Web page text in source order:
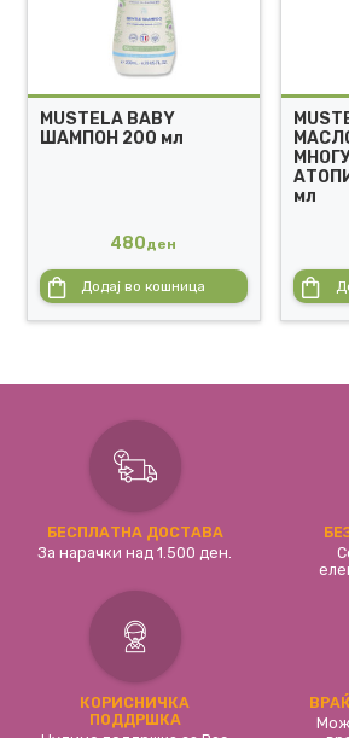
MUSTELA BABY
ШАМПОН 200 мл
480ден
Додај во кошница
мл
БЕСПЛАТНА ДОСТАВА
За нарачки над 1.500 ден.
КОРИСНИЧКА
ПОДДРШКА